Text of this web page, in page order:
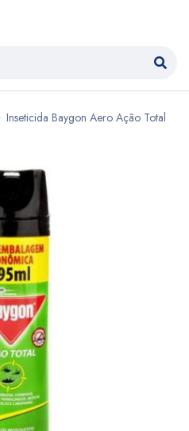
Inseticida Baygon Aero Ação Total